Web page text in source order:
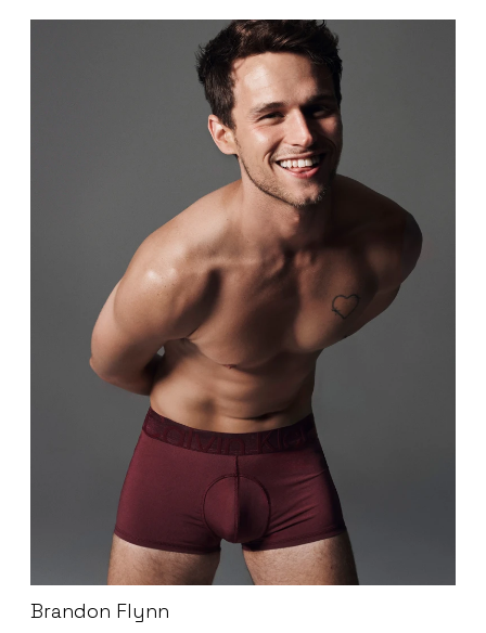
Brandon Flynn